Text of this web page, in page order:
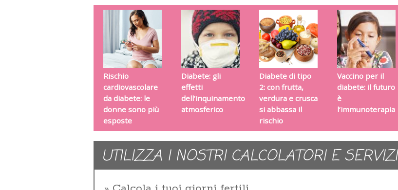
Rischio
cardiovascolare
da diabete: le
donne sono più
esposte
Diabete: gli
effetti
dell’inquinamento
atmosferico
Diabete di tipo
2: con frutta,
verdura e crusca
si abbassa il
rischio
Vaccino per il
diabete: il futuro
è
l’immunoterapia
UTILIZZA I NOSTRI CALCOLATORI E SERVIZI